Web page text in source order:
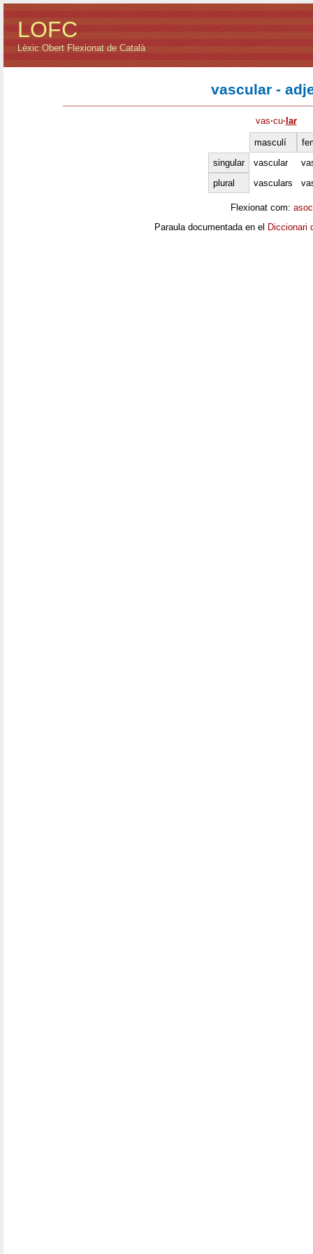
LOFC
Lèxic Obert Flexionat de Català
vascular -
vas·cu· lar
masculí
singular
vascular
plural
vasculars
Flexionat com:
Paraula documentada en el Diccionari